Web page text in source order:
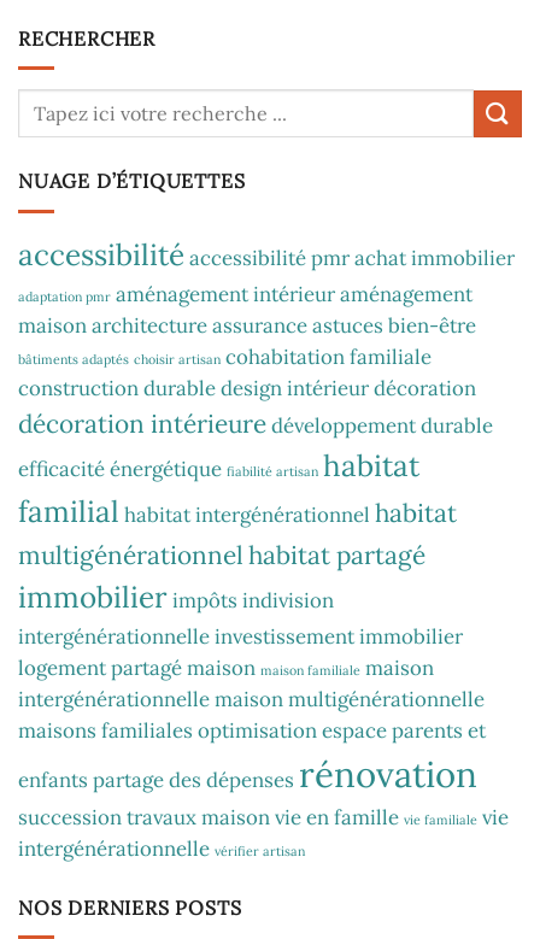
RECHERCHER
NUAGE D’ÉTIQUETTES
accessibilité accessibilité pmrachat immobilier
adaptation pmr aménagement intérieuraménagement
maisonarchitectureassuranceastuces bien-être
bâtiments adaptés choisir artisan cohabitation familiale
construction durabledesign intérieurdécoration
décoration intérieuredéveloppement durable
efficacité énergétique fiabilité artisan habitat
familial habitat intergénérationnel habitat
multigénérationnelhabitat partagé
immobilierimpôts indivision
intergénérationnelleinvestissement immobilier
logement partagémaison maison familiale maison
intergénérationnellemaison multigénérationnelle
maisons familiales optimisation espaceparents et
enfants partage des dépenses rénovation
successiontravaux maisonvie en famille vie familiale vie
intergénérationnelle vérifier artisan
NOS DERNIERS POSTS